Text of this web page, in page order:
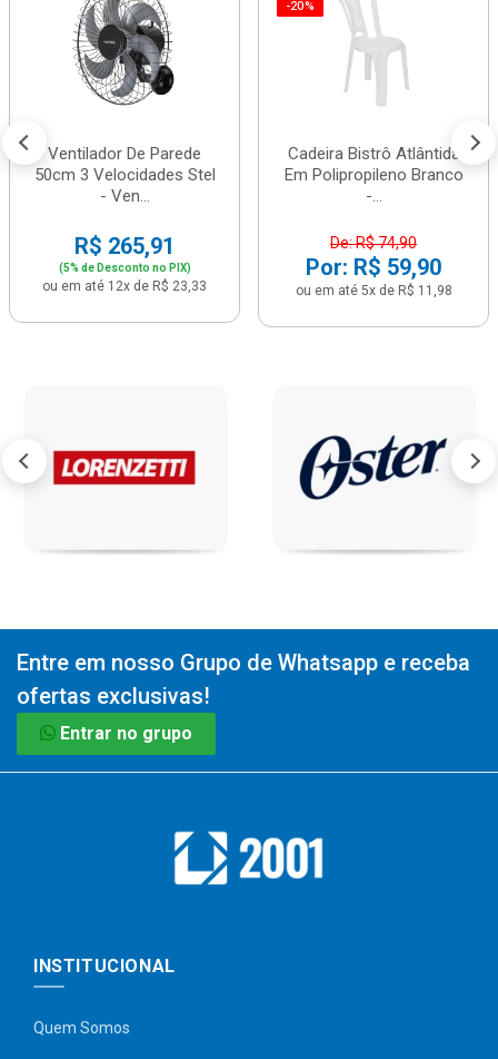
Ventilador De Parede
50cm 3 Velocidades Stel
- Ven...
R$ 265,91
(5% de Desconto no PIX)
ou em até 12x de R$ 23,33
-20%
Cadeira Bistrô Atlântida
Em Polipropileno Branco
-...
De: R$ 74,90
Por: R$ 59,90
ou em até 5x de R$ 11,98
Entre em nosso Grupo de Whatsapp e receba
ofertas exclusivas!
Entrar no grupo
INSTITUCIONAL
Quem Somos